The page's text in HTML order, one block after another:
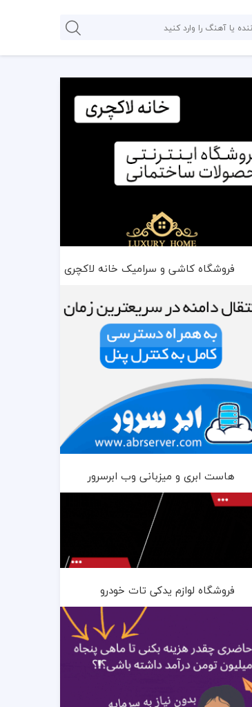
فروشگاه کاشی و سرامیک خانه لاکچری
هاست ابری و میزبانی وب ابرسرور
فروشگاه لوازم یدکی تات خودرو